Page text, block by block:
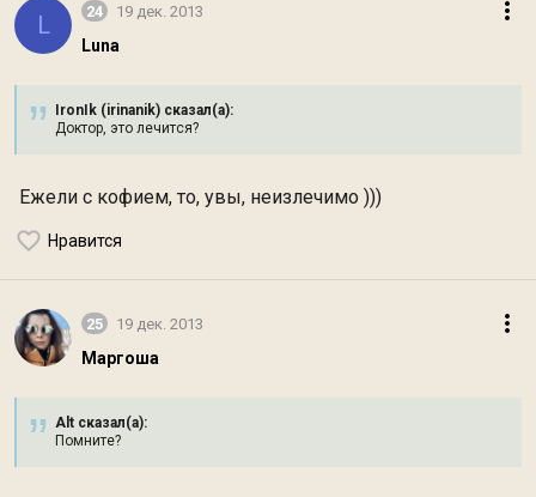
L 24 19 дек. 2013
Luna
IronIk (irinanik) сказал(а):
Доктор, это лечится?
Ежели с кофием, то, увы, неизлечимо )))
Нравится
25 19 дек. 2013
Маргоша
Alt сказал(а):
Помните?